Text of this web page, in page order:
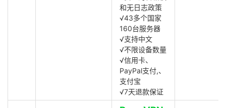
和无日志政策
√43多个国家
160台服务器
√支持中文
√不限设备数量
√信用卡、
PayPal支付,、
支付宝
√7天退款保证